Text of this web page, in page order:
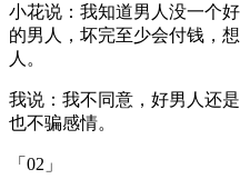
小花说：我知道男人没一个
的男人，坏完至少会付钱，
人。
我说：我不同意，好男人还
也不骗感情。
「02」